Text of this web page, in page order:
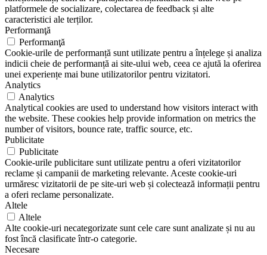
platformele de socializare, colectarea de feedback și alte
caracteristici ale terților.
Performanţă
Performanţă
Cookie-urile de performanță sunt utilizate pentru a înțelege și analiza
indicii cheie de performanță ai site-ului web, ceea ce ajută la oferirea
unei experiențe mai bune utilizatorilor pentru vizitatori.
Analytics
Analytics
Analytical cookies are used to understand how visitors interact with
the website. These cookies help provide information on metrics the
number of visitors, bounce rate, traffic source, etc.
Publicitate
Publicitate
Cookie-urile publicitare sunt utilizate pentru a oferi vizitatorilor
reclame și campanii de marketing relevante. Aceste cookie-uri
urmăresc vizitatorii de pe site-uri web și colectează informații pentru
a oferi reclame personalizate.
Altele
Altele
Alte cookie-uri necategorizate sunt cele care sunt analizate și nu au
fost încă clasificate într-o categorie.
Necesare